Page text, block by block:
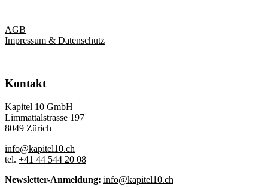
AGB
Impressum & Datenschutz
Kontakt
Kapitel 10 GmbH
Limmattalstrasse 197
8049 Zürich
info@kapitel10.ch
tel. +41 44 544 20 08
Newsletter-Anmeldung: info@kapitel10.ch